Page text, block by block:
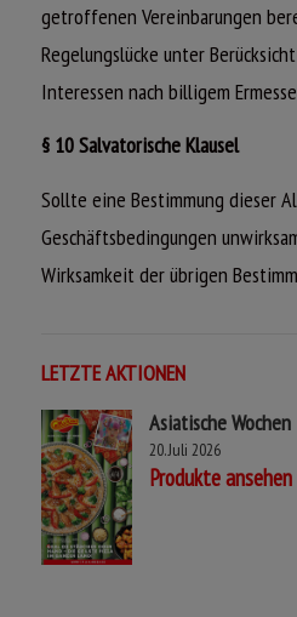
getroffenen Vereinbarungen
Regelungslücke unter
Interessen nach billigem
§ 10 Salvatorische Klausel
Sollte eine Bestimmung dieser
Geschäftsbedingungen
Wirksamkeit der übrigen
LETZTE AKTIONEN
Asiatische Wochen
20. Juli 2026
Produkte ansehen